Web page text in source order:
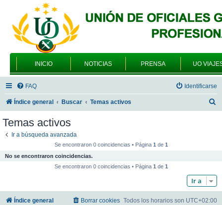
INICIO NOTICIAS PRENSA UO
FAQ Identificarse
Índice general Buscar Temas activos
Temas activos
Ir a búsqueda avanzada
Se encontraron 0 coincidencias • Página 1de 1
No se encontraron coincidencias.
Se encontraron 0 coincidencias • Página 1de 1
Ir a
Índice general Todos los horarios son UTC+02:00
Borrar cookies